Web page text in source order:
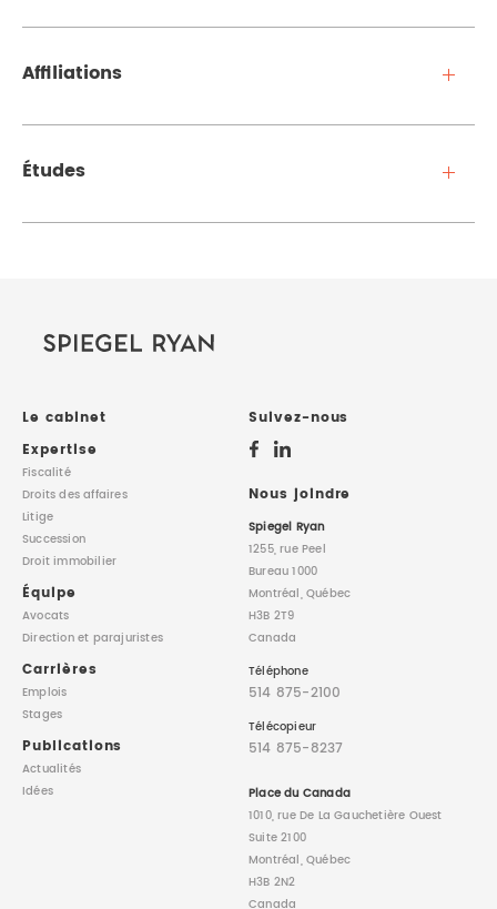
Affiliations
Études
Le cabinet
Expertise
Fiscalité
Droits des affaires
Litige
Succession
Droit immobilier
Équipe
Avocats
Directionet parajuristes
Carrières
Emplois
Stages
Publications
Actualités
Idées
Suivez-nous
Nous joindre
Spiegel Ryan
1255, rue Peel
Bureau 1000
Montréal, Québec
H3B 2T9
Canada
Téléphone
514 875-2100
Télécopieur
514 875-8237
Place du Canada
1010, rue De La Gauchetière Ouest
Suite 2100
Montréal, Québec
H3B 2N2
Canada